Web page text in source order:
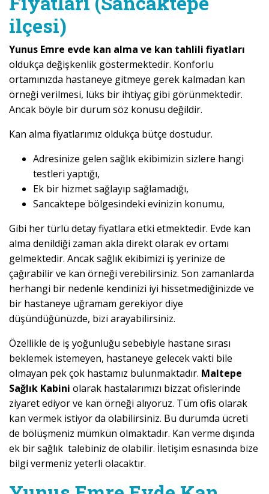
ilçesi)
Yunus Emre evde kan alma ve kan tahlili fiyatları
oldukça değişkenlik göstermektedir. Konforlu
ortamınızda hastaneye gitmeye gerek kalmadan kan
örneği verilmesi, lüks bir ihtiyaç gibi görünmektedir.
Ancak böyle bir durum söz konusu değildir.
Kan alma fiyatlarımız oldukça bütçe dostudur.
Adresinize gelen sağlık ekibimizin sizlere hangi
testleri yaptığı,
Ek bir hizmet sağlayıp sağlamadığı,
Sancaktepe bölgesindeki evinizin konumu,
Gibi her türlü detay fiyatlara etki etmektedir. Evde kan
alma denildiği zaman akla direkt olarak ev ortamı
gelmektedir. Ancak sağlık ekibimizi iş yerinize de
çağırabilir ve kan örneği verebilirsiniz. Son zamanlarda
herhangi bir nedenle kendinizi iyi hissetmediğinizde ve
bir hastaneye uğramam gerekiyor diye
düşündüğünüzde, bizi arayabilirsiniz.
Özellikle de iş yoğunluğu sebebiyle hastane sırası
beklemek istemeyen, hastaneye gelecek vakti bile
olmayan pek çok hastamız bulunmaktadır. Maltepe
Sağlık Kabini olarak hastalarımızı bizzat ofislerinde
ziyaret ediyor ve kan örneği alıyoruz. Tüm ofis olarak
kan vermek istiyor da olabilirsiniz. Bu durumda ücreti
de bölüşmeniz mümkün olmaktadır. Kan verme dışında
ek bir sağlık talebiniz de olabilir. İletişim esnasında bize
bilgi vermeniz yeterli olacaktır.